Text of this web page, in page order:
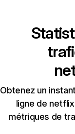
Obtenez un
ligne de
métriques de